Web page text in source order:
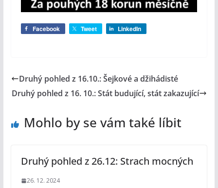
Facebook Tweet LinkedIn
Druhý pohled z 16.10.: Šejkové a džihádisté
Druhý pohled z 16. 10.: Stát budující, stát zakazující
Mohlo by se vám také líbit
Druhý pohled z 26.12: Strach mocných
26. 12. 2024